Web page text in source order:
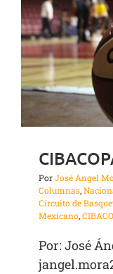
PorJosé Angel
Columnas,
Circuito de
Mexicano,
Por: José